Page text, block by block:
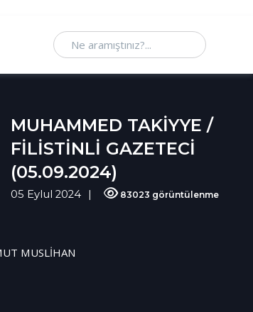
Ne aramıştınız
MUHAMMED TAKİYYE /
FİLİSTİNLİ GAZETECİ
(05.09.2024)
05 Eylul 2024 83023 görüntülenme
MUSLİHAN